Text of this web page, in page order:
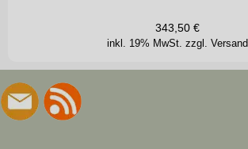
inkl. 19% MwSt. zzgl. Versand
343,50 €